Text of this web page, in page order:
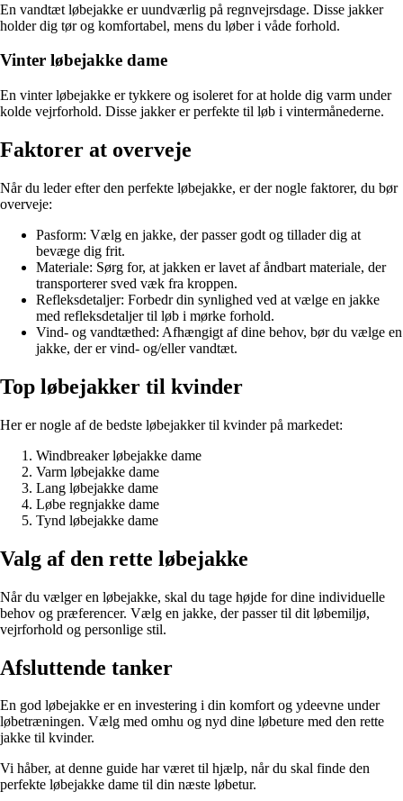
En vandtæt løbejakke er uundværlig på regnvejrsdage. Disse jakker
holder dig tør og komfortabel, mens du løber i våde forhold.
Vinter løbejakke dame
En vinter løbejakke er tykkere og isoleret for at holde dig varm under
kolde vejrforhold. Disse jakker er perfekte til løb i vintermånederne.
Faktorer at overveje
Når du leder efter den perfekte løbejakke, er der nogle faktorer, du bør
overveje:
Pasform: Vælg en jakke, der passer godt og tillader dig at
bevæge dig frit.
Materiale: Sørg for, at jakken er lavet af åndbart materiale, der
transporterer sved væk fra kroppen.
Refleksdetaljer: Forbedr din synlighed ved at vælge en jakke
med refleksdetaljer til løb i mørke forhold.
Vind- og vandtæthed: Afhængigt af dine behov, bør du vælge en
jakke, der er vind- og/eller vandtæt.
Top løbejakker til kvinder
Her er nogle af de bedste løbejakker til kvinder på markedet:
Windbreaker løbejakke dame
Varm løbejakke dame
Lang løbejakke dame
Løbe regnjakke dame
Tynd løbejakke dame
Valg af den rette løbejakke
Når du vælger en løbejakke, skal du tage højde for dine individuelle
behov og præferencer. Vælg en jakke, der passer til dit løbemiljø,
vejrforhold og personlige stil.
Afsluttende tanker
En god løbejakke er en investering i din komfort og ydeevne under
løbetræningen. Vælg med omhu og nyd dine løbeture med den rette
jakke til kvinder.
Vi håber, at denne guide har været til hjælp, når du skal finde den
perfekte løbejakke dame til din næste løbetur.